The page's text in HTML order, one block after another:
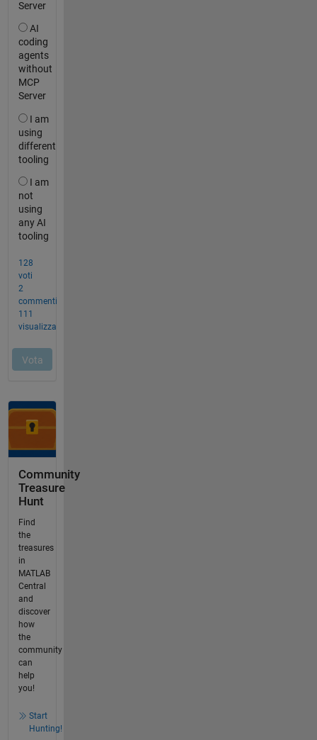
Community
Treasure
Hunt
Find
the
treasures
in
MATLAB
Central
and
discover
how
the
community
can
help
you!
Start
Hunting!